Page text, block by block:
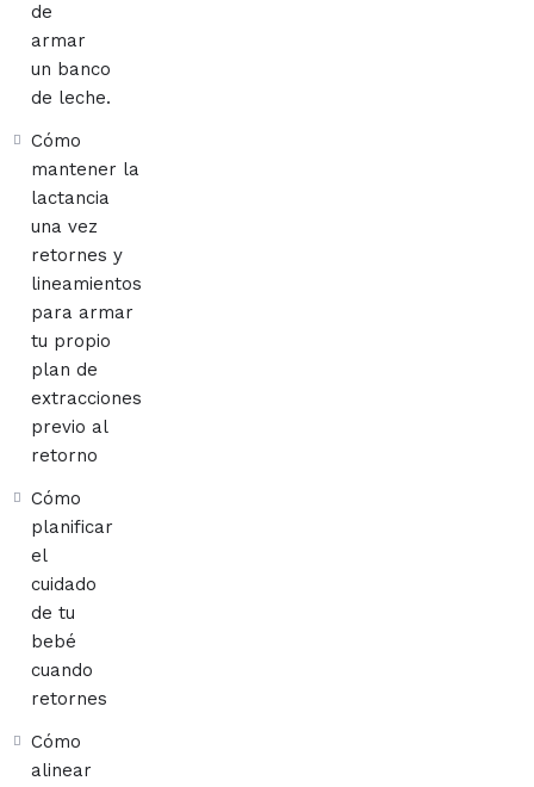
de
armar
un banco
de leche.
Cómo
mantener la
lactancia
una vez
retornes y
lineamientos
para armar
tu propio
plan de
extracciones
previo al
retorno
Cómo
planificar
el
cuidado
de tu
bebé
cuando
retornes
Cómo
alinear